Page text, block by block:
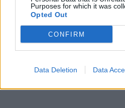
Purposes for which it was
Opted Out
CONFIRM
Data Deletion Data